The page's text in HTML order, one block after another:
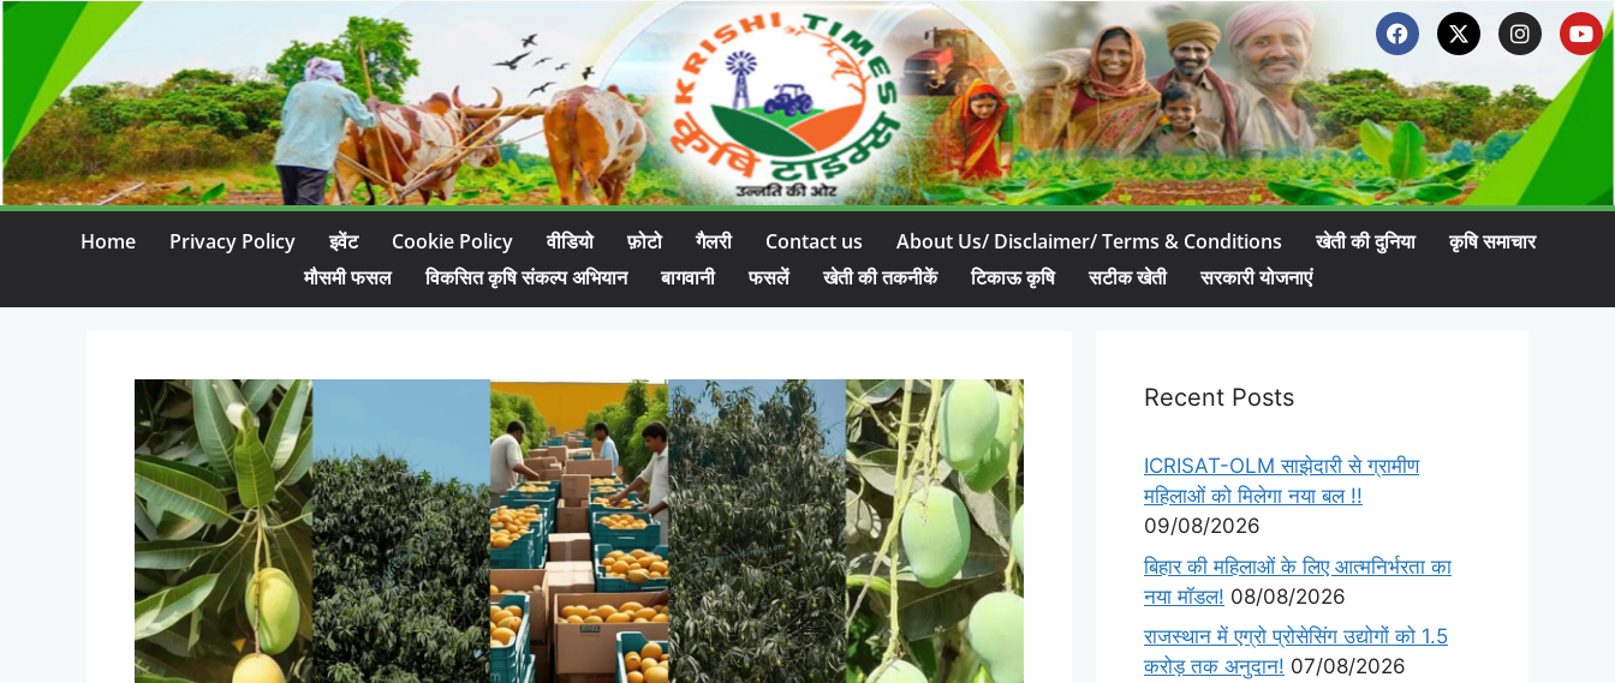
Home Privacy Policy इवेंट Cookie Policy वीडियो फ़ोटो गैलरी Contact us About Us/ Disclaimer/ Terms & Conditions खेती की दुनिया
कृषि समाचार
मौसमी फसल
विकसित कृषि संकल्प अभियान बागवानी फसलें खेती की तकनीकें टिकाऊ कृषि सटीक खेती सरकारी योजनाएं
Recent Posts
ICRISAT-OLM साझेदारी से ग्रामीण
महिलाओं को मिलेगा नया बल !!
09/08/2026
बिहार की महिलाओं के लिए आत्मनिर्भरता का
नया मॉडल! 08/08/2026
राजस्थान में एग्रो प्रोसेसिंग उद्योगों को 1.5
करोड़ तक अनुदान! 07/08/2026